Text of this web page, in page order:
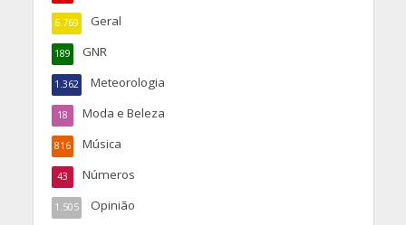
Geral
6.769
GNR
189
Meteorologia
1.362
Moda e Beleza
18
Música
816
Números
43
Opinião
1.505